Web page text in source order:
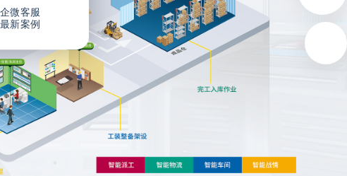
微客服
新案例